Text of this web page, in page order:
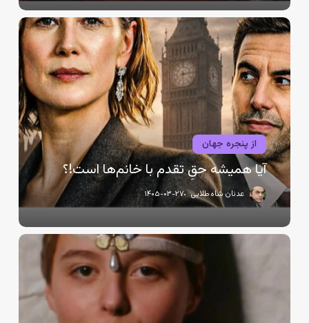
آیا
همیشه
حقِ
تقدم
با
خانم‌ها
است!؟
از پنجره جهان
آیا همیشه حقِ تقدم با خانم‌ها است!؟
عدنان شاه طلایی ۱۴۰۵-۰۳-۲۷
جشنواره
«کارلووی